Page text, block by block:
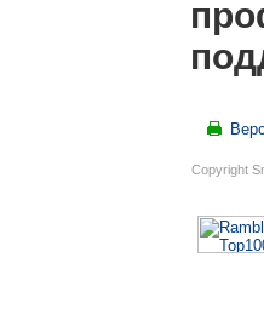
Copyright